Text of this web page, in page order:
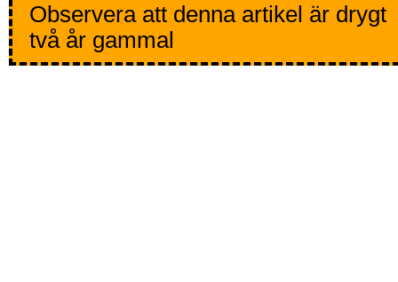
Observera att denna artikel är drygt
två år gammal